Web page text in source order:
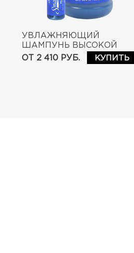
УВЛАЖНЯЮЩИЙ
ШАМПУНЬ ВЫСОКОЙ
КОНЦЕНТРАЦИИ
SMARTWASH50
ОТ 2 410 РУБ. КУПИТЬ